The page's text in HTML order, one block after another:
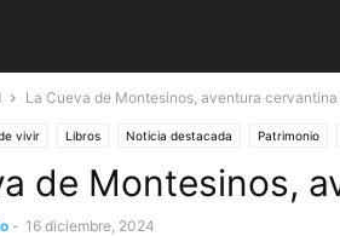
La Cueva de Montesinos, aventura
vivir Libros Noticia destacada Patrimonio
de Montesinos,
- 16 diciembre, 2024